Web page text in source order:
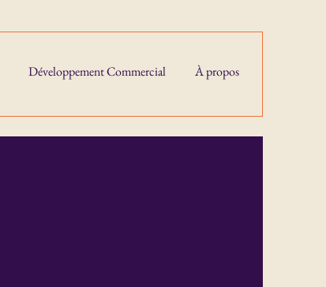
Développement Commercial À propos